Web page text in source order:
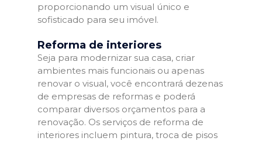
proporcionando um visual único e
sofisticado para seu imóvel.
Reforma de interiores
Seja para modernizar sua casa, criar
ambientes mais funcionais ou apenas
renovar o visual, você encontrará dezenas
de empresas de reformas e poderá
comparar diversos orçamentos para a
renovação. Os serviços de reforma de
interiores incluem pintura, troca de pisos